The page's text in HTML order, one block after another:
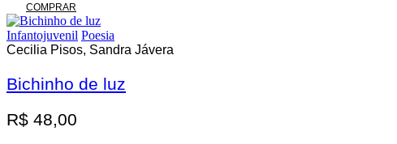
COMPRAR
Infantojuvenil Poesia
Cecilia Pisos, Sandra Jávera
Bichinho de luz
R$ 48,00